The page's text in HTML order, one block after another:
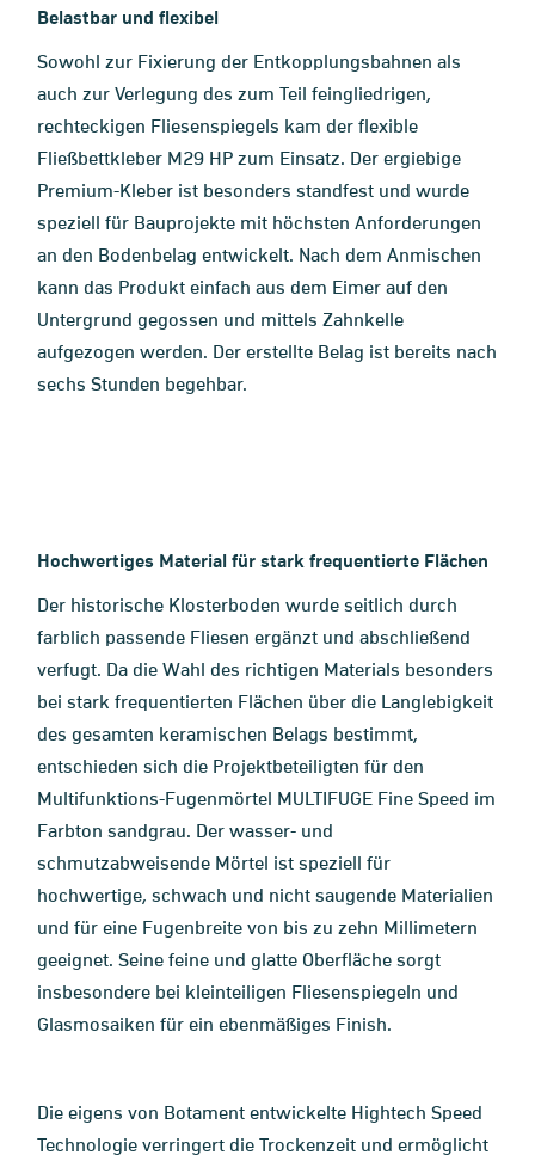
Belastbar und flexibel
Sowohl zur Fixierung der Entkopplungsbahnen als
auch zur Verlegung des zum Teil feingliedrigen,
rechteckigen Fliesenspiegels kam der flexible
Fließbettkleber M29 HP zum Einsatz. Der ergiebige
Premium-Kleber ist besonders standfest und wurde
speziell für Bauprojekte mit höchsten Anforderungen
an den Bodenbelag entwickelt. Nach dem Anmischen
kann das Produkt einfach aus dem Eimer auf den
Untergrund gegossen und mittels Zahnkelle
aufgezogen werden. Der erstellte Belag ist bereits nach
sechs Stunden begehbar.
Hochwertiges Material für stark frequentierte Flächen
Der historische Klosterboden wurde seitlich durch
farblich passende Fliesen ergänzt und abschließend
verfugt. Da die Wahl des richtigen Materials besonders
bei stark frequentierten Flächen über die Langlebigkeit
des gesamten keramischen Belags bestimmt,
entschieden sich die Projektbeteiligten für den
Multifunktions-Fugenmörtel MULTIFUGE Fine Speed im
Farbton sandgrau. Der wasser- und
schmutzabweisende Mörtel ist speziell für
hochwertige, schwach und nicht saugende Materialien
und für eine Fugenbreite von bis zu zehn Millimetern
geeignet. Seine feine und glatte Oberfläche sorgt
insbesondere bei kleinteiligen Fliesenspiegeln und
Glasmosaiken für ein ebenmäßiges Finish.
Die eigens von Botament entwickelte Hightech Speed
Technologie verringert die Trockenzeit und ermöglicht